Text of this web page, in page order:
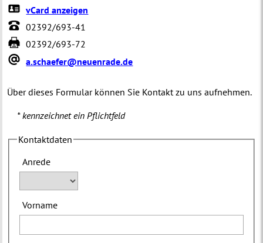
vCard anzeigen
02392/693-41
02392/693-72
a.schaefer@neuenrade.de
Über dieses Formular können Sie Kontakt zu uns aufnehmen.
* kennzeichnet ein Pflichtfeld
Kontaktdaten
Anrede
Vorname